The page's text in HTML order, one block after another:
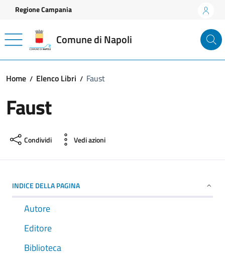
Vai ai contenuti
Vai al footer
Regione Campania
Comune di Napoli
Home Elenco Libri Faust
Faust
Condividi Vedi azioni
INDICE DELLA PAGINA
Autore
Editore
Biblioteca